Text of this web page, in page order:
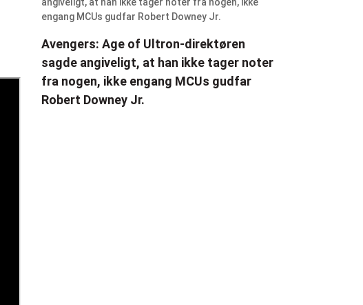
Avengers: Age of Ultron-direktøren
sagde angiveligt, at han ikke tager noter
fra nogen, ikke engang MCUs gudfar
Robert Downey Jr.